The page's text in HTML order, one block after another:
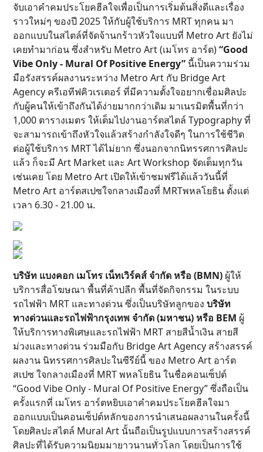
จับเอาคำคมประโยคฮีลใจเพื่อเป็นการเริ่มต้นสิ่งดีและเรื่อง
ราวใหม่ๆ ของปี 2025 ให้กับผู้ใช้บริการ MRT ทุกคน มา
ออกแบบในสไตล์ที่จัดจ้านกร้าวหัวใจแบบที่ Metro Art ยังไม่
เคยทำมาก่อน ซึ่งสำหรับ Metro Art (เมโทร อาร์ต)“Good
Vibe Only - Mural Of Positive Energy” นี้เป็นความร่วม
มือรังสรรค์ผลงานระหว่าง Metro Art กับ Bridge Art
Agency ครีเอทีฟคิวเรเตอร์ ที่มีความตั้งใจอยากเชื่อมศิลปะ
กับผู้คนให้เข้าถึงกันได้ง่ายมากกว่าเดิม มาเนรมิตพื้นที่กว่า
1,000 ตารางเมตร ให้เต็มไปงานอาร์ตสไตล์ Typography ที่
จะสามารถเข้าถึงหัวใจแล้วสร้างกำลังใจดีๆ ในการใช้ชีวิต
ต่อผู้ใช้บริการ MRT ได้ไม่ยาก ซึ่งนอกจากนิทรรศการศิลปะ
แล้ว ก็จะมี Art Market และ Art Workshop จัดเต็มทุกวัน
เช่นเคย โดย Metro Art เปิดให้เข้าชมฟรีได้แล้ววันนี้ที่
Metro Art อาร์ตสเปซใจกลางเมืองที่ MRTพหลโยธิน ตั้งแต่
เวลา 6.30 - 21.00 น.
บริษัท แบงคอก เมโทร เน็ทเวิร์คส์ จำกัด หรือ (BMN) ผู้ให้
บริการสื่อโฆษณา พื้นที่ค้าปลีก พื้นที่จัดกิจกรรม ในระบบ
รถไฟฟ้า MRT และทางด่วน ซึ่งเป็นบริษัทลูกของ บริษัท
ทางด่วนและรถไฟฟ้ากรุงเทพ จำกัด (มหาชน) หรือ BEM ผู้
ให้บริการทางพิเศษและรถไฟฟ้า MRT สายสีน้ำเงิน สายสี
ม่วงและทางด่วน ร่วมมือกับ Bridge Art Agency สร้างสรรค์
ผลงาน นิทรรศการศิลปะในซีรีย์นี้ ของ Metro Art อาร์ต
สเปซ ใจกลางเมืองที่ MRT พหลโยธิน ในชื่อคอนเซ็ปต์
“Good Vibe Only - Mural Of Positive Energy” ซึ่งถือเป็น
ครั้งแรกที่ เมโทร อาร์ตหยิบเอาคำคมประโยคฮีลใจมา
ออกแบบเป็นคอนเซ็ปต์หลักของการนำเสนอผลงานในครั้งนี้
โดยศิลปะสไตล์ Mural Art นั้นถือเป็นรูปแบบการสร้างสรรค์
ศิลปะที่ได้รับความนิยมมายาวนานทั่วโลก โดยเป็นการใช้